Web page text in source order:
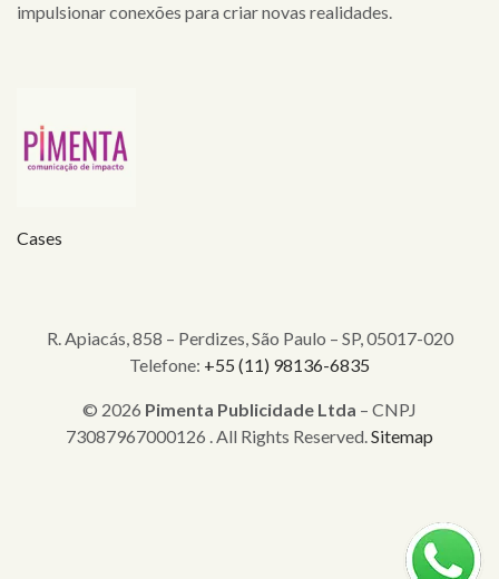
impulsionar conexões para criar novas realidades.
Cases
R. Apiacás, 858 – Perdizes, São Paulo – SP, 05017-020
Telefone: +55 (11) 98136-6835
© 2026 Pimenta Publicidade Ltda – CNPJ
73087967000126 . All Rights Reserved.Sitemap